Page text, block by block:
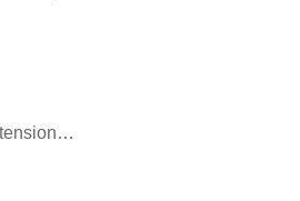
tension…